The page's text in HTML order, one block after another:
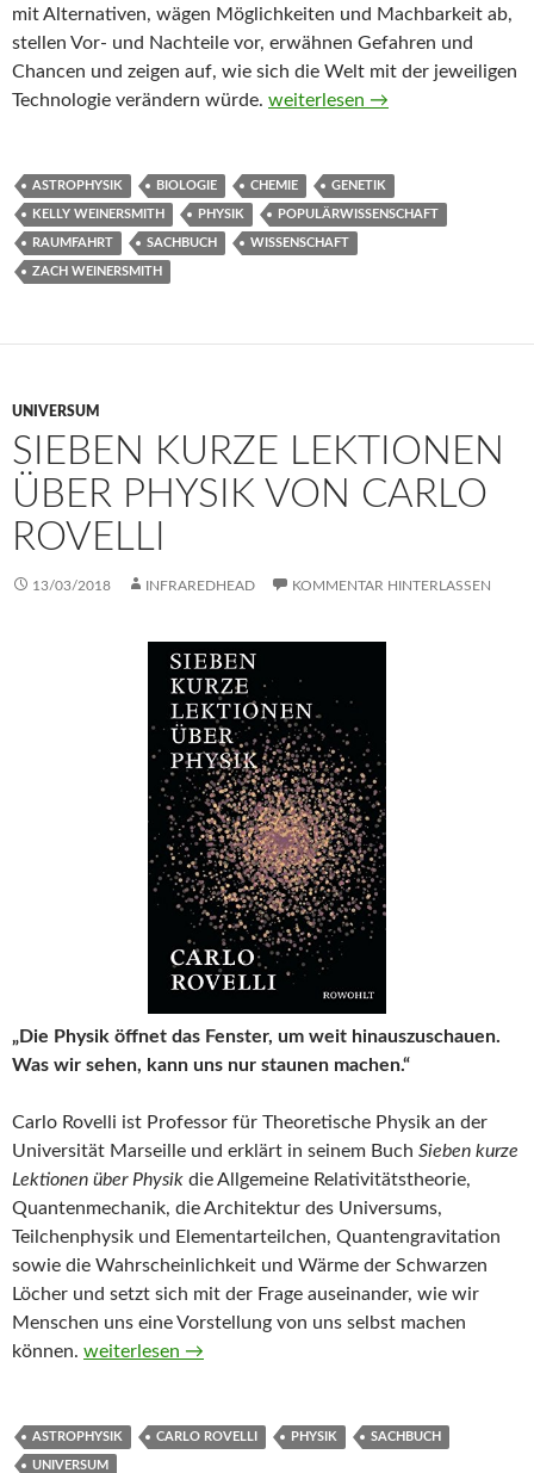
mit Alternativen, wägen Möglichkeiten und Machbarkeit ab,
stellen Vor- und Nachteile vor, erwähnen Gefahren und
Chancen und zeigen auf, wie sich die Welt mit der jeweiligen
Technologie verändern würde. Bald! von Kelly und Zach
weiterlesen →
ASTROPHYSIK BIOLOGIE CHEMIE GENETIK
KELLY WEINERSMITH PHYSIK POPULÄRWISSENSCHAFT
RAUMFAHRT SACHBUCH WISSENSCHAFT
ZACH WEINERSMITH
UNIVERSUM
SIEBEN KURZE LEKTIONEN
ÜBER PHYSIK VON CARLO
ROVELLI
13/03/2018 INFRAREDHEAD KOMMENTAR HINTERLASSEN
„Die Physik öffnet das Fenster, um weit hinauszuschauen.
Was wir sehen, kann uns nur staunen machen.“
Carlo Rovelli ist Professor für Theoretische Physik an der
Universität Marseille und erklärt in seinem Buch Sieben kurze
Lektionen über Physik die Allgemeine Relativitätstheorie,
Quantenmechanik, die Architektur des Universums,
Teilchenphysik und Elementarteilchen, Quantengravitation
sowie die Wahrscheinlichkeit und Wärme der Schwarzen
Löcher und setzt sich mit der Frage auseinander, wie wir
Menschen uns eine Vorstellung von uns selbst machen
können. Sieben kurze Lektionen über Physik von Carlo Rovelli
weiterlesen →
ASTROPHYSIK CARLO ROVELLI PHYSIK SACHBUCH
UNIVERSUM